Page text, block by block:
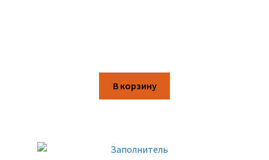
В корзину